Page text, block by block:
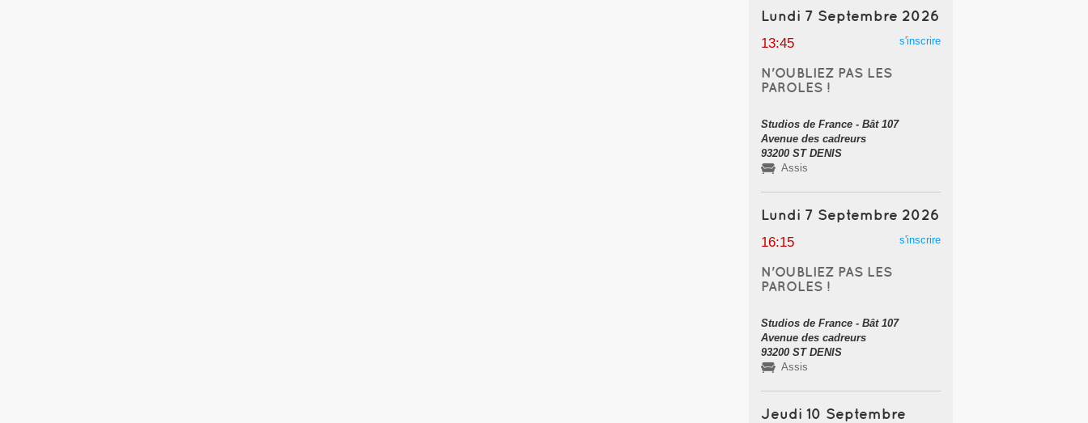
Lundi 7 Septembre 2026
13:45 s'inscrire
N'OUBLIEZ PAS LES
PAROLES !
Studios de France - Bât 107
Avenue des cadreurs
93200 ST DENIS
Assis
Lundi 7 Septembre 2026
16:15 s'inscrire
N'OUBLIEZ PAS LES
PAROLES !
Studios de France - Bât 107
Avenue des cadreurs
93200 ST DENIS
Assis
Jeudi 10 Septembre